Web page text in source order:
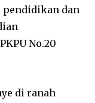
dan
No.20
di ranah